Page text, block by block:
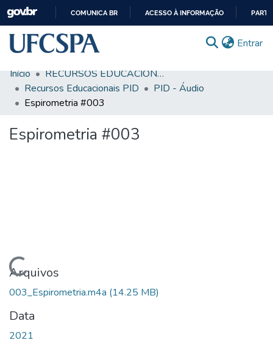
CONTEÚDO
COMUNICA BR ACESSO À INFORMAÇÃO
Entrar
Comunidades & Coleções
Busca Facetada
Estatísticas
Início
RECURSOS EDUCACIONAIS
Recursos Educacionais PID
PID - Áudio
Espirometria #003
Espirometria #003
Carregando...
Arquivos
003_Espirometria.m4a (14.25 MB)
Data
2021